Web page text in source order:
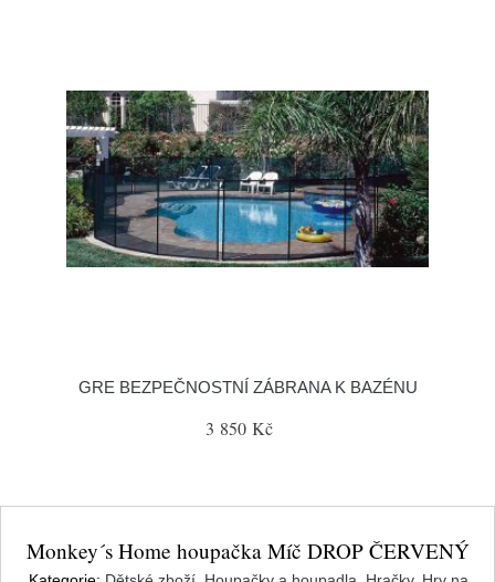
GRE BEZPEČNOSTNÍ ZÁBRANA K BAZÉNU
3 850 Kč
Monkey´s Home houpačka Míč DROP ČERVENÝ